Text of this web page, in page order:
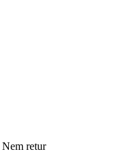
Nem retur